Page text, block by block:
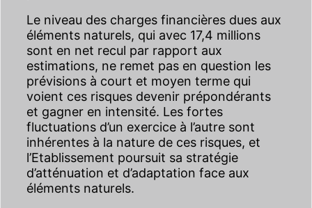
Le niveau des charges financières dues aux
éléments naturels, qui avec 17,4 millions
sont en net recul par rapport aux
estimations, ne remet pas en question les
prévisions à court et moyen terme qui
voient ces risques devenir prépondérants
et gagner en intensité. Les fortes
fluctuations d’un exercice à l’autre sont
inhérentes à la nature de ces risques, et
l’Etablissement poursuit sa stratégie
d’atténuation et d’adaptation face aux
éléments naturels.